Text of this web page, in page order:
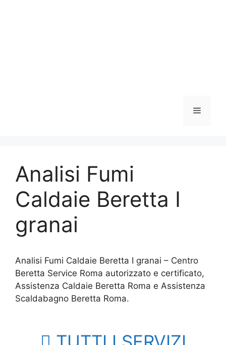
Menu
Analisi Fumi
Caldaie Beretta I
granai
Analisi Fumi Caldaie Beretta I granai – Centro
Beretta Service Roma autorizzato e certificato,
Assistenza Caldaie Beretta Roma e Assistenza
Scaldabagno Beretta Roma.